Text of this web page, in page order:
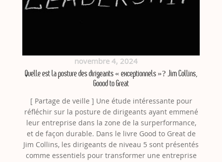
novembre 4, 2024
Quelle est la posture des dirigeants « exceptionnels »? Jim Collins,
Goood to Great
[ Partage de veille ] Une étude intéressante pour
réfléchir sur la posture de dirigeants ayant emmené
leur entreprise dans la zone de la surperformance,
et de façon durable. Dans le livre Good to Great de
Jim Collins, les dirigeants de niveau 5 sont présentés
comme essentiels pour transformer une entreprise